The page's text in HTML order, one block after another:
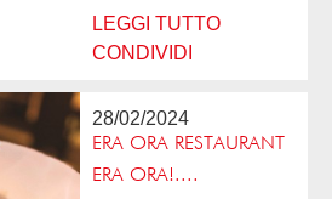
Menù strepitoso!
Pesce...
LEGGI TUTTO
CONDIVIDI
28/02/2024
ERA ORA RESTAURANT
ERA ORA!....